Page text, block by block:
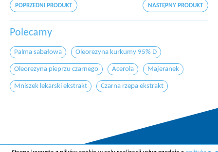
POPRZEDNI PRODUKT NASTĘPNY PRODUKT
Polecamy
Palma sabałowa Oleorezyna kurkumy 95% D
Oleorezyna pieprzu czarnego Acerola Majeranek
Mniszek lekarski ekstrakt Czarna rzepa ekstrakt